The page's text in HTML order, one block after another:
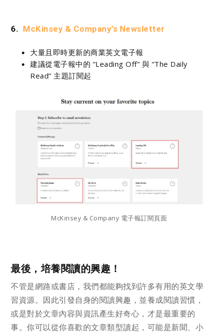
6. McKinsey & Company’s Newsletter
大量且即時更新的商業英文電子報
建議從電子報中的 “Leading Off” 與 “The Daily
Read” 主題訂閱起
McKinsey & Company 電子報訂閱頁面
最後，培養閱讀的興趣！
不管是網路或書店，我們都能夠找到許多有用的英文學
習資源。因此引發自身的閱讀興趣，並養成閱讀習慣，
或是對於文章內容與資訊產生好奇心，才是最重要的
事。你可以從你喜歡的文章類型讀起，可能是新聞、小